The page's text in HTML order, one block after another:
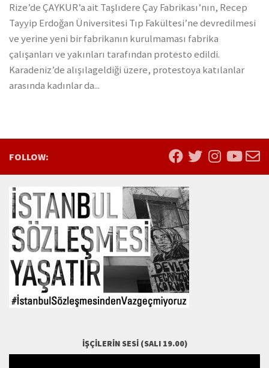
Rize’de ÇAYKUR’a ait Taşlıdere Çay Fabrikası’nın, Recep
Tayyip Erdoğan Üniversitesi Tıp Fakültesi’ne devredilmesi
ve yerine yeni bir fabrikanın kurulmaması fabrika
çalışanları ve yakınları tarafından protesto edildi.
Karadeniz’de alışılageldiği üzere, protestoya katılanlar
arasında kadınlar da...
FOLLOW:
İŞÇILERIN SESI (SALI 19.00)